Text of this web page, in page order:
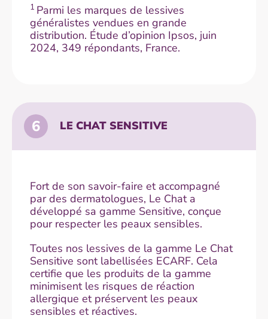
1 Parmi les marques de lessives
généralistes vendues en grande
distribution. Étude d’opinion Ipsos, juin
2024, 349 répondants, France.
6 LE CHAT SENSITIVE
Fort de son savoir-faire et accompagné
par des dermatologues, Le Chat a
développé sa gamme Sensitive, conçue
pour respecter les peaux sensibles.
Toutes nos lessives de la gamme Le Chat
Sensitive sont labellisées ECARF. Cela
certifie que les produits de la gamme
minimisent les risques de réaction
allergique et préservent les peaux
sensibles et réactives.